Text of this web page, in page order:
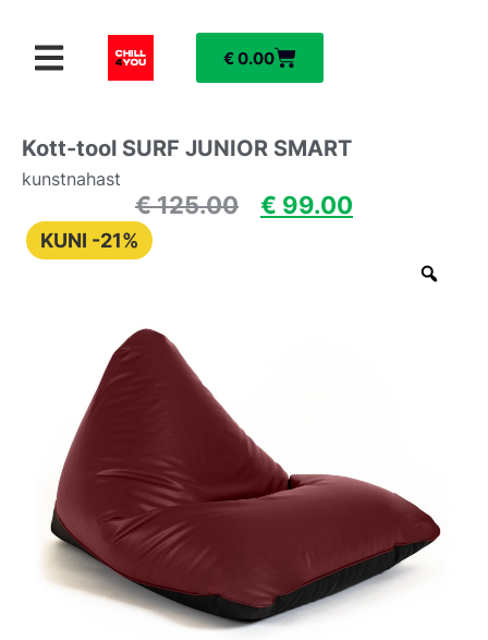
€0.00
Kott-tool SURF JUNIOR SMART
kunstnahast
€125.00 € 99.00
KUNI -21%